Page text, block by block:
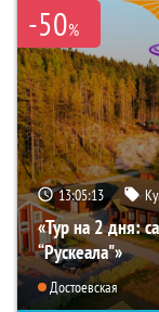
-50%
13:05:12
«Тур на 2 дня:
“Рускеала"»
Достоевская